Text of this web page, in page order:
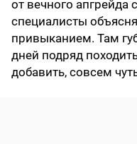
от вечного
специалисты
привыканием. Там
дней подряд
добавить, совсем